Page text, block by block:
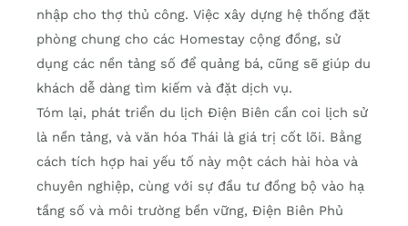
nhập cho thợ thủ công. Việc xây dựng hệ thống đặt
phòng chung cho các Homestay cộng đồng, sử
dụng các nền tảng số để quảng bá, cũng sẽ giúp du
khách dễ dàng tìm kiếm và đặt dịch vụ.
Tóm lại, phát triển du lịch Điện Biên cần coi lịch sử
là nền tảng, và văn hóa Thái là giá trị cốt lõi. Bằng
cách tích hợp hai yếu tố này một cách hài hòa và
chuyên nghiệp, cùng với sự đầu tư đồng bộ vào hạ
tầng số và môi trường bền vững, Điện Biên Phủ